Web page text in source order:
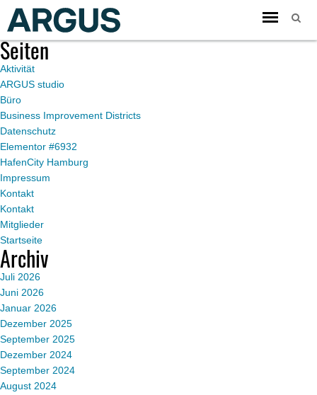
Toggle
Du befindest dich im Blogarchiv von
Seiten
Aktivität
ARGUS studio
Büro
Business Improvement Districts
Datenschutz
Elementor #6932
HafenCity Hamburg
Impressum
Kontakt
Kontakt
Mitglieder
Startseite
Archiv
Juli 2026
Juni 2026
Januar 2026
Dezember 2025
September 2025
Dezember 2024
September 2024
August 2024